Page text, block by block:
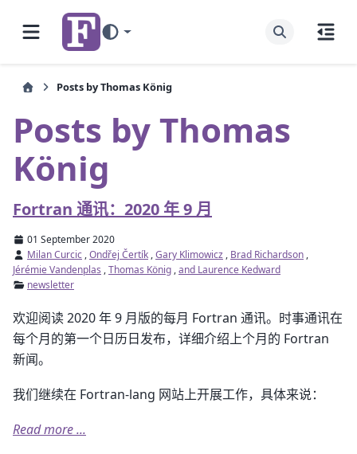
Posts by Thomas König
Posts by Thomas
König
Fortran 通讯：2020 年 9 月
01 September 2020
Milan Curcic ,Ondřej Čertík ,Gary Klimowicz , Brad Richardson ,
Jérémie Vandenplas ,Thomas König ,and Laurence Kedward
newsletter
欢迎阅读 2020 年 9 月版的每月 Fortran 通讯。时事通讯在
每个月的第一个日历日发布，详细介绍上个月的 Fortran
新闻。
我们继续在 Fortran-lang 网站上开展工作，具体来说：
Read more ...